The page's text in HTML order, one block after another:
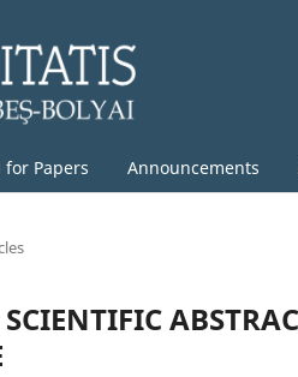
for Papers Announcements